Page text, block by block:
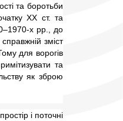
та боротьби
ХХ ст. та
х рр., до
зміст
для ворогів
та
як зброю
і поточні